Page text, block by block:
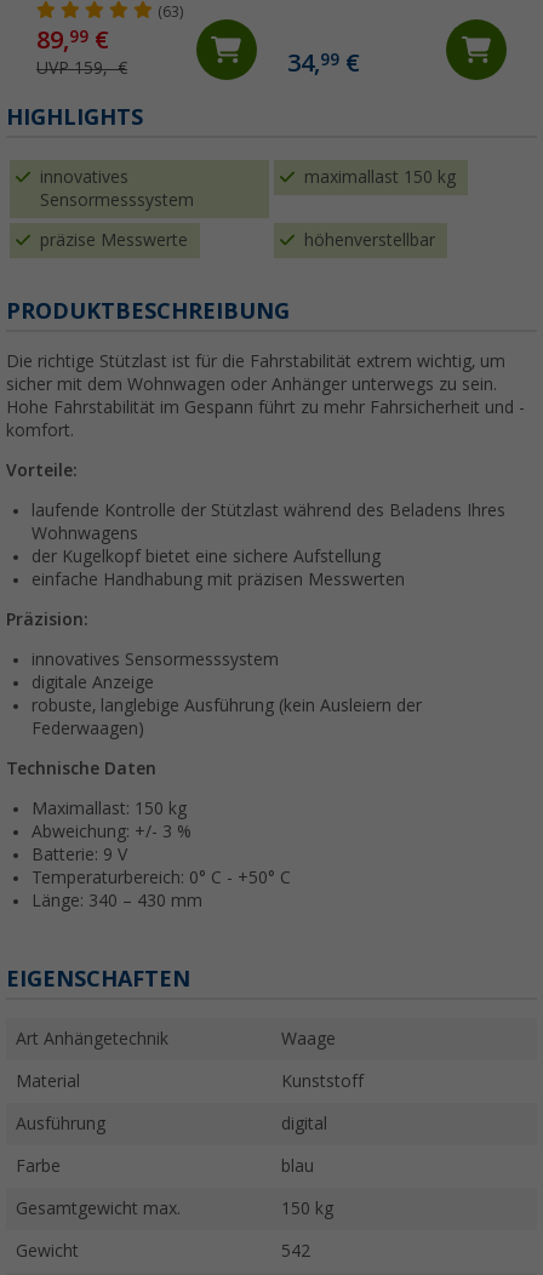
Gesamtgewicht 6.000 kg für
Wohnwagen & Wohnmobil
(63)
89,99 €
UVP 159,- € 34,99€
HIGHLIGHTS
innovatives
Sensormesssystem
maximallast 150 kg
präzise Messwerte höhenverstellbar
PRODUKTBESCHREIBUNG
Die richtige Stützlast ist für die Fahrstabilität extrem wichtig, um
sicher mit dem Wohnwagen oder Anhänger unterwegs zu sein.
Hohe Fahrstabilität im Gespann führt zu mehr Fahrsicherheit und -
komfort.
Vorteile:
laufende Kontrolle der Stützlast während des Beladens Ihres
Wohnwagens
der Kugelkopf bietet eine sichere Aufstellung
einfache Handhabung mit präzisen Messwerten
Präzision:
innovatives Sensormesssystem
digitale Anzeige
robuste, langlebige Ausführung (kein Ausleiern der
Federwaagen)
Technische Daten
Maximallast: 150 kg
Abweichung: +/- 3 %
Batterie: 9 V
Temperaturbereich: 0° C - +50° C
Länge: 340 – 430 mm
EIGENSCHAFTEN
Art Anhängetechnik Waage
Material Kunststoff
Ausführung digital
Farbe blau
Gesamtgewicht max. 150 kg
Gewicht 542